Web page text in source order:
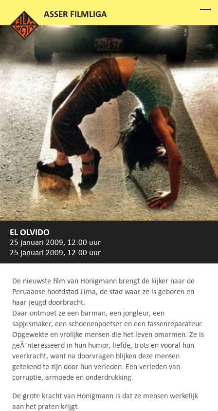
EL OLVIDO
25 januari 2009, 12:00 uur
25 januari 2009, 12:00 uur
De nieuwste film van Honigmann brengt de kijker naar de
Peruaanse hoofdstad Lima, de stad waar ze is geboren en
haar jeugd doorbracht.
Daar ontmoet ze een barman, een jongleur, een
sapjesmaker, een schoenenpoetser en een tassenreparateur.
Opgewekte en vrolijke mensen die het leven omarmen. Ze is
geÃ¯nteresseerd in hun humor, liefde, trots en vooral hun
veerkracht, want na doorvragen blijken deze mensen
getekend te zijn door hun verleden. Een verleden van
corruptie, armoede en onderdrukking.
De grote kracht van Honigmann is dat ze mensen werkelijk
aan het praten krijgt.